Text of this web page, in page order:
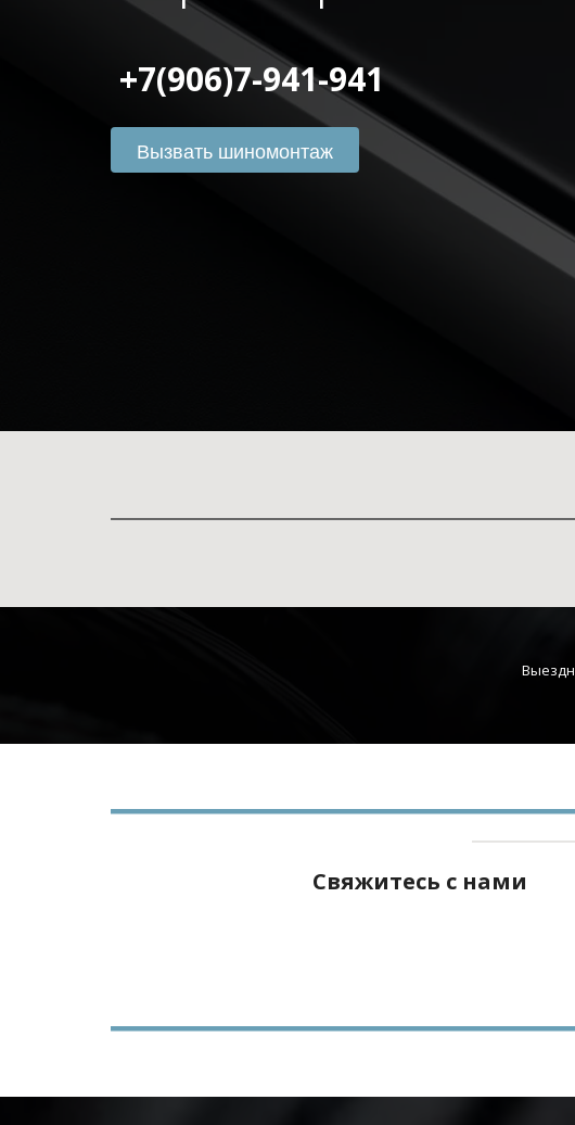
+7(906)7-941-941
Вызвать шиномонтаж
Свяжитесь с нами